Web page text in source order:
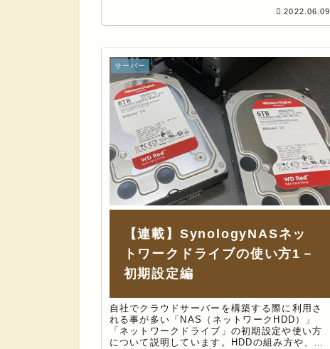
2022.06.09
サーバー
【連載】SynologyNASネッ
トワークドライブの使い方1－
初期設定編
自社でクラウドサーバーを構築する際に利用さ
れる事が多い「NAS（ネットワークHDD）」
「ネットワークドライブ」の初期設定や使い方
について説明しています。HDDの組み方や、OS